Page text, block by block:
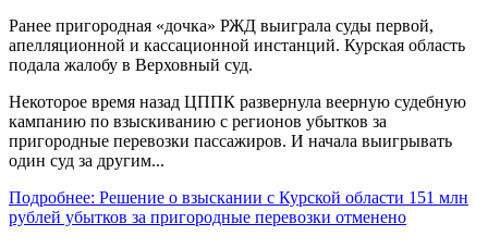
Ранее пригородная «дочка» РЖД выиграла суды первой,
апелляционной и кассационной инстанций. Курская область
подала жалобу в Верховный суд.
Некоторое время назад ЦППК развернула веерную судебную
кампанию по взыскиванию с регионов убытков за
пригородные перевозки пассажиров. И начала выигрывать
один суд за другим...
Подробнее: Решение о взыскании с Курской области 151 млн
рублей убытков за пригородные перевозки отменено